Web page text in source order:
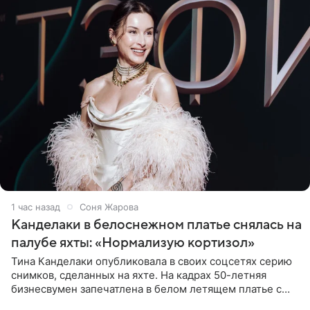
1 час назад Соня Жарова
Канделаки в белоснежном платье снялась на
палубе яхты: «Нормализую кортизол»
Тина Канделаки опубликовала в своих соцсетях серию
снимков, сделанных на яхте. На кадрах 50-летняя
бизнесвумен запечатлена в белом летящем платье с